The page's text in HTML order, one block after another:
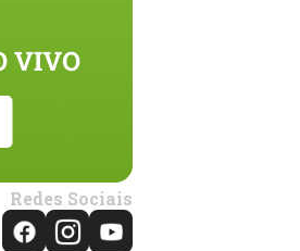
Redes Sociais